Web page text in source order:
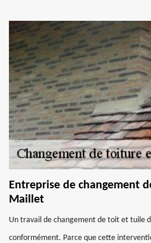
Entreprise de changement
Maillet
Un travail de changement de toit et tuile
conformément. Parce que cette